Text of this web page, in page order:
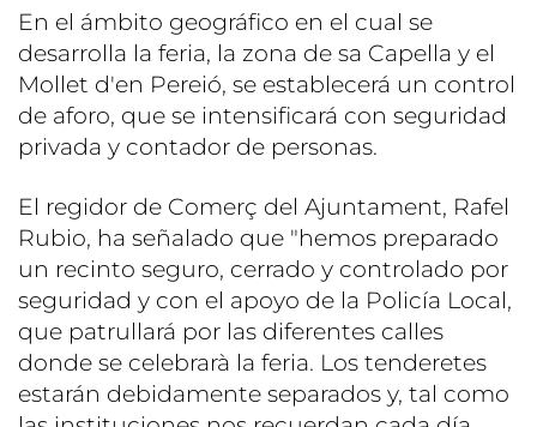
En el ámbito geográfico en el cual se
desarrolla la feria, la zona de sa Capella y el
Mollet d'en Pereió, se establecerá un control
de aforo, que se intensificará con seguridad
privada y contador de personas.
El regidor de Comerç del Ajuntament, Rafel
Rubio, ha señalado que "hemos preparado
un recinto seguro, cerrado y controlado por
seguridad y con el apoyo de la Policía Local,
que patrullará por las diferentes calles
donde se celebrarà la feria. Los tenderetes
estarán debidamente separados y, tal como